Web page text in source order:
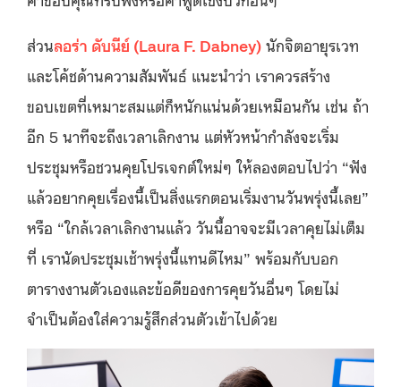
ส่วนลอร่า ดับนีย์ (Laura F. Dabney) นักจิตอายุรเวท
และโค้ชด้านความสัมพันธ์ แนะนำว่า เราควรสร้าง
ขอบเขตที่เหมาะสมแต่ก็หนักแน่นด้วยเหมือนกัน เช่น ถ้า
อีก 5 นาทีจะถึงเวลาเลิกงาน แต่หัวหน้ากำลังจะเริ่ม
ประชุมหรือชวนคุยโปรเจกต์ใหม่ๆ ให้ลองตอบไปว่า “ฟัง
แล้วอยากคุยเรื่องนี้เป็นสิ่งแรกตอนเริ่มงานวันพรุ่งนี้เลย”
หรือ “ใกล้เวลาเลิกงานแล้ว วันนี้อาจจะมีเวลาคุยไม่เต็ม
ที่ เรานัดประชุมเช้าพรุ่งนี้แทนดีไหม” พร้อมกับบอก
ตารางงานตัวเองและข้อดีของการคุยวันอื่นๆ โดยไม่
จำเป็นต้องใส่ความรู้สึกส่วนตัวเข้าไปด้วย